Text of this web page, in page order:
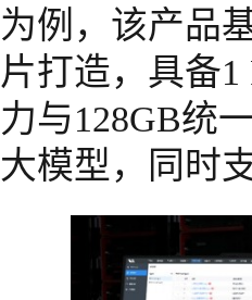
为例，该产品
片打造，具备1
力与128GB统
大模型，同时